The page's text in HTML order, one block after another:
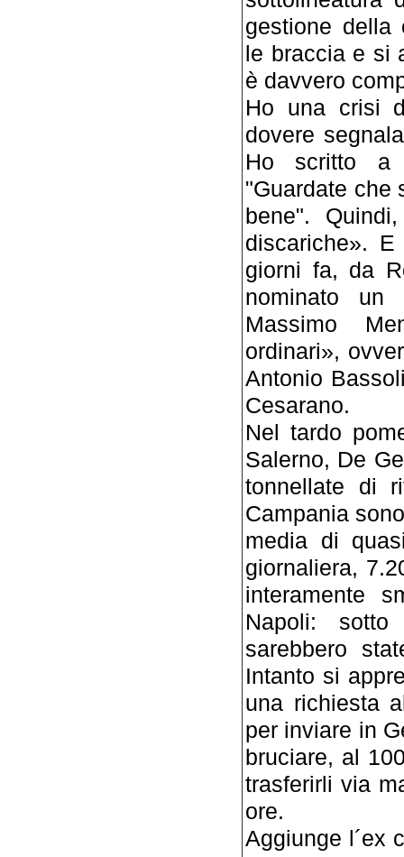
gestione della
le braccia e si
è davvero
Ho una crisi
dovere
Ho scritto a
"Guardate che
bene".
discariche».
giorni fa, da
nominato un
Massimo
ordinari»,
Antonio
Cesarano.
Nel tardo
Salerno, De
tonnellate di
Campania
media di
giornaliera,
interamente
Napoli:
sarebbero
Intanto si
una richiesta
per inviare in
bruciare, al
trasferirli via
ore.
Aggiunge l´ex